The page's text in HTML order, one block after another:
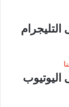
اليوتيوب